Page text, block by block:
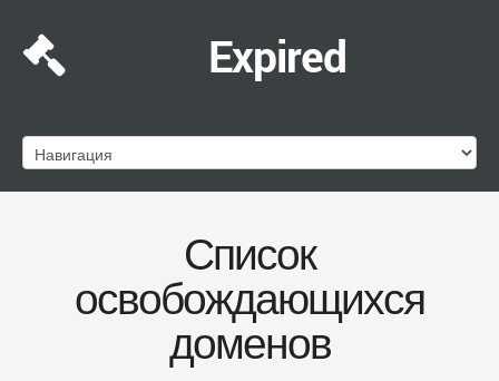
Expired
Список
освобождающихся
доменов